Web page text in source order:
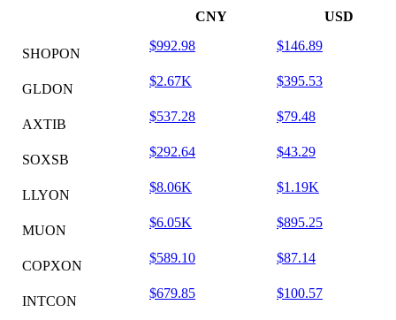
CNY USD
SHOPON
$992.98 $146.89
GLDON
$2.67K $395.53
AXTIB
$537.28 $79.48
SOXSB
$292.64 $43.29
LLYON
$8.06K $1.19K
MUON
$6.05K $895.25
COPXON
$589.10 $87.14
INTCON
$679.85 $100.57